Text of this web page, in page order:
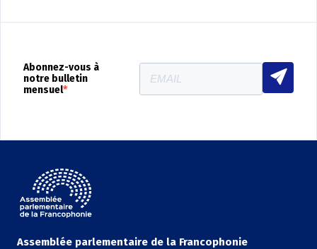
Abonnez-vous à
notre bulletin
mensuel
Assemblée parlementaire de la Francophonie